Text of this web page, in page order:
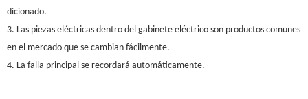
dicionado.
3. Las piezas eléctricas dentro del gabinete eléctrico son productos comunes
en el mercado que se cambian fácilmente.
4. La falla principal se recordará automáticamente.